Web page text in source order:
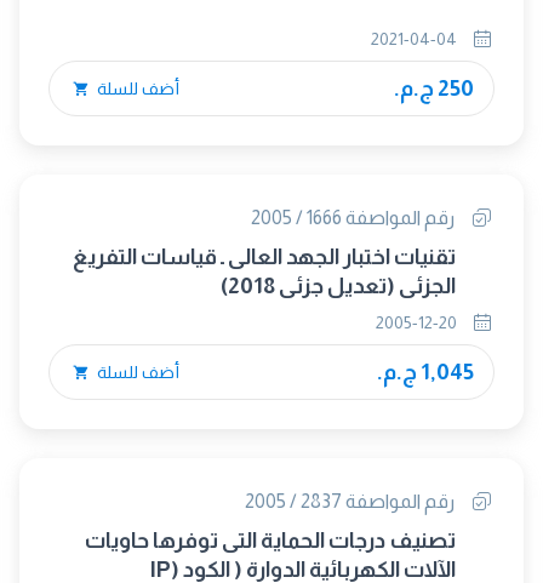
250 ج.م. أضف للسلة
رقم المواصفة 1666 / 2005
تقنيات اختبار الجهد العالى ـ قياسات التفريغ
الجزئى (تعديل جزئى 2018)
1,045 ج.م. أضف للسلة
رقم المواصفة 2837 / 2005
تصنيف درجات الحماية التى توفرها حاويات
الآلات الكهربائية الدوارة ( الكود (IP